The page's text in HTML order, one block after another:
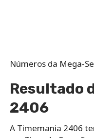
Números da Mega-
Resultado
2406
A Timemania 2406